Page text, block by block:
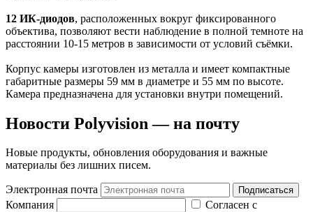
12 ИК-диодов, расположенных вокруг фиксированного
объектива, позволяют вести наблюдение в полной темноте на
расстоянии 10-15 метров в зависимости от условий съёмки.
Корпус камеры изготовлен из металла и имеет компактные
габаритные размеры 59 мм в диаметре и 55 мм по высоте.
Камера предназначена для установки внутри помещений.
Новости Polyvision — на почту
Новые продукты, обновления оборудования и важные
материалы без лишних писем.
Электронная почта Подписаться
Компания
Согласен с